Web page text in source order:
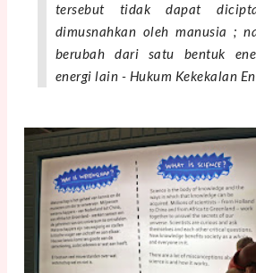
tersebut tidak dapat
dimusnahkan oleh manusia ;
berubah dari satu bentuk
energi lain - Hukum Kekekalan